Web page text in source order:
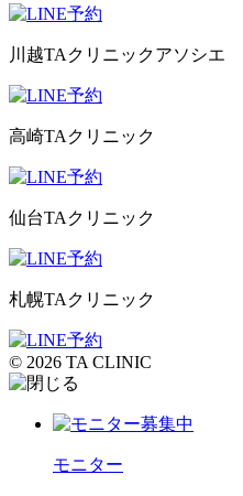
川越TAクリニックアソシエ
高崎TAクリニック
仙台TAクリニック
札幌TAクリニック
© 2026 TA CLINIC
モニター